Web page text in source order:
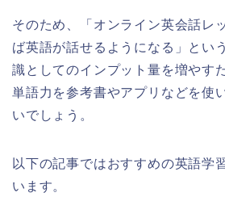
そのため、「オンライン英会話レ
ば英語が話せるようになる」とい
識としてのインプット量を増やす
単語力を参考書やアプリなどを使
いでしょう。
以下の記事ではおすすめの英語学
います。